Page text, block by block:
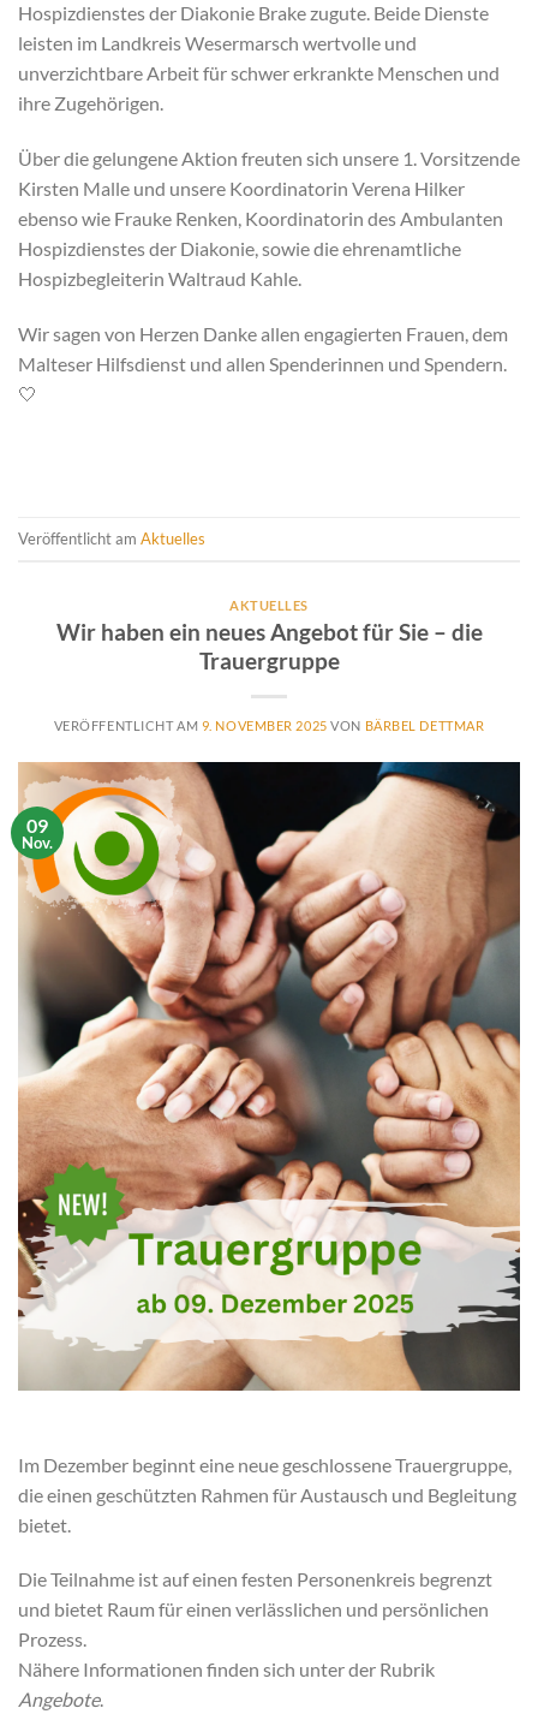
Hospizdienstes der Diakonie Brake zugute. Beide Dienste
leisten im Landkreis Wesermarsch wertvolle und
unverzichtbare Arbeit für schwer erkrankte Menschen und
ihre Zugehörigen.
Über die gelungene Aktion freuten sich unsere 1. Vorsitzende
Kirsten Malle und unsere Koordinatorin Verena Hilker
ebenso wie Frauke Renken, Koordinatorin des Ambulanten
Hospizdienstes der Diakonie, sowie die ehrenamtliche
Hospizbegleiterin Waltraud Kahle.
Wir sagen von Herzen Danke allen engagierten Frauen, dem
Malteser Hilfsdienst und allen Spenderinnen und Spendern.
🤍
Veröffentlicht am Aktuelles
AKTUELLES
Wir haben ein neues Angebot für Sie – die
Trauergruppe
VERÖFFENTLICHT AM 9. NOVEMBER 2025 VON BÄRBEL DETTMAR
09
Nov.
Im Dezember beginnt eine neue geschlossene Trauergruppe,
die einen geschützten Rahmen für Austausch und Begleitung
bietet.
Die Teilnahme ist auf einen festen Personenkreis begrenzt
und bietet Raum für einen verlässlichen und persönlichen
Prozess.
Nähere Informationen finden sich unter der Rubrik
Angebote.